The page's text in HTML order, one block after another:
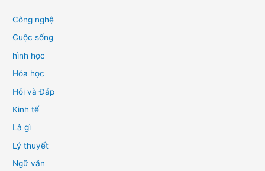
Công nghệ
Cuộc sống
hình học
Hóa học
Hỏi và Đáp
Kinh tế
Là gì
Lý thuyết
Ngữ văn